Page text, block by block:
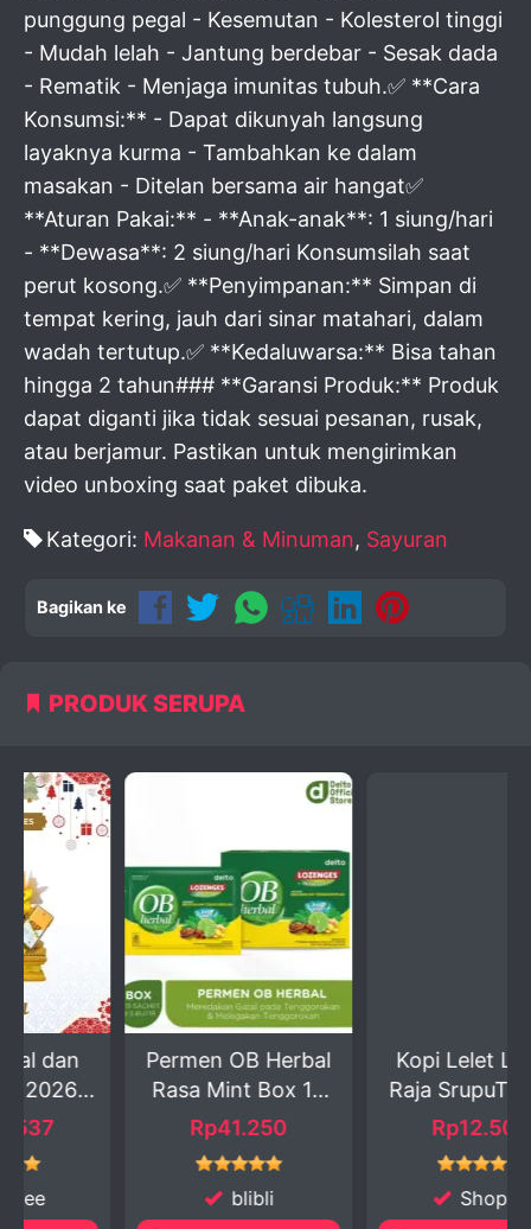
punggung pegal - Kesemutan - Kolesterol tinggi
- Mudah lelah - Jantung berdebar - Sesak dada
- Rematik - Menjaga imunitas tubuh.✅ **Cara
Konsumsi:** - Dapat dikunyah langsung
layaknya kurma - Tambahkan ke dalam
masakan - Ditelan bersama air hangat✅
**Aturan Pakai:** - **Anak-anak**: 1 siung/hari
- **Dewasa**: 2 siung/hari Konsumsilah saat
perut kosong.✅ **Penyimpanan:** Simpan di
tempat kering, jauh dari sinar matahari, dalam
wadah tertutup.✅ **Kedaluwarsa:** Bisa tahan
hingga 2 tahun### **Garansi Produk:** Produk
dapat diganti jika tidak sesuai pesanan, rusak,
atau berjamur. Pastikan untuk mengirimkan
video unboxing saat paket dibuka.
Kategori: Makanan & Minuman, Sayuran
Bagikan ke
PRODUK SERUPA
Permen OB Herbal
Rasa Mint Box 15
Rp41.250
Kopi Lelet Lasem
Raja SrupuT 100gr
Rp12.500
Shopee